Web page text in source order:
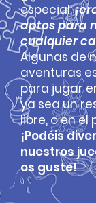
especial;
aptos para
cualquier
Algunas de
aventuras
para jugar
ya sea un
libre, o en el
¡Podéis
nuestros
os guste!